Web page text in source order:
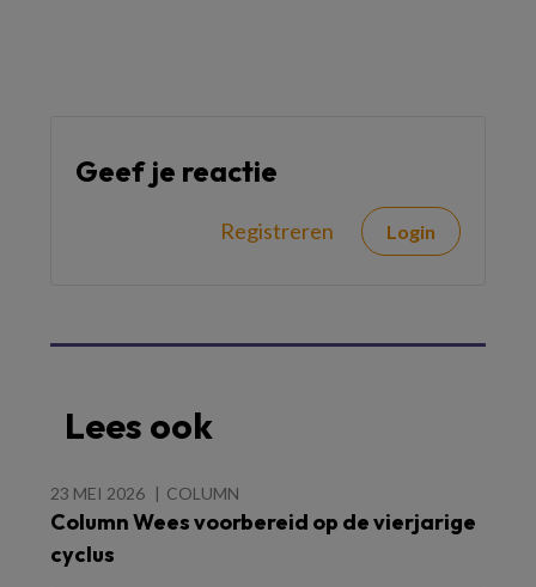
Geef je reactie
Registreren Login
Lees ook
23 MEI 2026 COLUMN
Column Wees voorbereid op de vierjarige
cyclus